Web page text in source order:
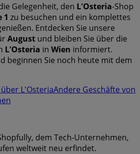
Gelegenheit, den L'Osteria-Shop
1 zu besuchen und ein komplettes
Entdecken Sie unsere
August und bleiben Sie über die
L'Osteria in Wien informiert.
beginnen Sie noch heute mit dem
L'OsteriaAndere Geschäfte von
dem Tech-Unternehmen,
weltweit neu erfindet.